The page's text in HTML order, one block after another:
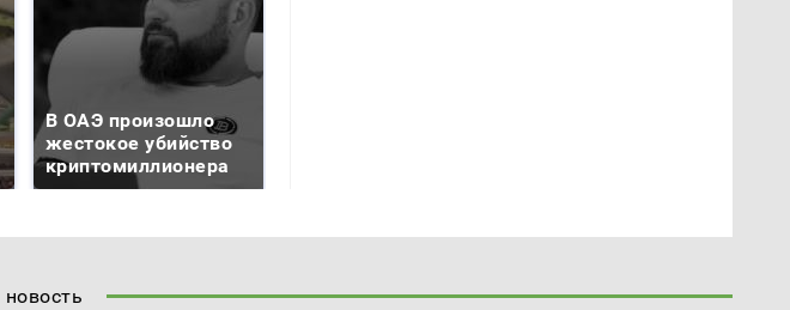
В ОАЭ произошло
жестокое убийство
криптомиллионера